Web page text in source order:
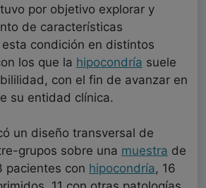
por objetivo explorar y
de características
condición en distintos
los que la hipocondría suele
con el fin de avanzar en
su entidad clínica.
un diseño transversal de
grupos sobre una muestra de
pacientes con hipocondría, 16